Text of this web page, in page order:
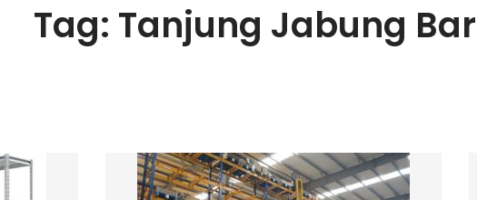
Tag: Tanjung Jabung